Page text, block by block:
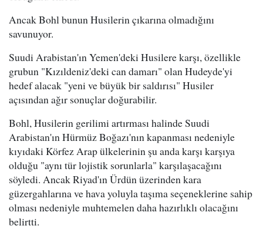
Ancak Bohl bunun Husilerin çıkarına olmadığını
savunuyor.
Suudi Arabistan'ın Yemen'deki Husilere karşı, özellikle
grubun "Kızıldeniz'deki can damarı" olan Hudeyde'yi
hedef alacak "yeni ve büyük bir saldırısı" Husiler
açısından ağır sonuçlar doğurabilir.
Bohl, Husilerin gerilimi artırması halinde Suudi
Arabistan'ın Hürmüz Boğazı'nın kapanması nedeniyle
kıyıdaki Körfez Arap ülkelerinin şu anda karşı karşıya
olduğu "aynı tür lojistik sorunlarla" karşılaşacağını
söyledi. Ancak Riyad'ın Ürdün üzerinden kara
güzergahlarına ve hava yoluyla taşıma seçeneklerine sahip
olması nedeniyle muhtemelen daha hazırlıklı olacağını
belirtti.